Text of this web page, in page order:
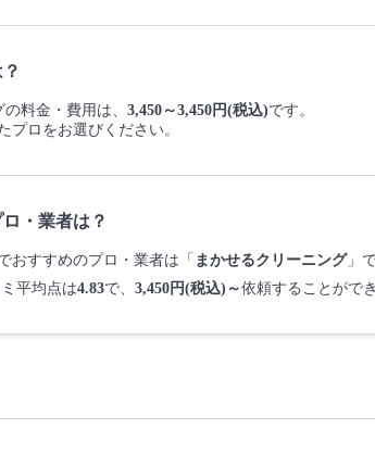
料金・費用は、 3,450～3,450円(税込)です。
ロをお選びください。
・業者は？
おすすめのプロ・業者は「 まかせるクリーニング」
平均点は4.83で、 3,450円(税込)～依頼することがで